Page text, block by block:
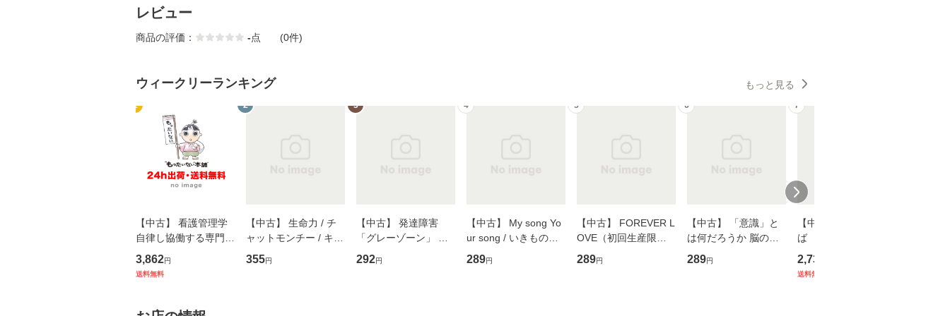
レビュー
商品の評価： -点 (0件)
ウィークリーランキング もっと見る
1
【中古】 看護管理学
自律し協働する専門職
の看護マネジメントス
キル 改訂第3版 (看護
堂 [単行
3,862円
送料無料
2
【中古】 生命力 / チ
ャットモンチー / キュ
ーンレコード [CD]
【メール便送料無料】
355円
3
【中古】 発達障害
「グレーゾーン」 そ
の正しい理解と克服法
(SB新書 572) / 岡田尊
292円
4
【中古】 My song Yo
ur song / いきものが
かり / [CD]【メール便
送料無料】
289円
5
【中古】 FOREVER L
OVE（初回生産限定
盤） / 清水翔太×加藤
ミリヤ / [CD]【メール
289円
6
【中古】 「意識」と
は何だろうか 脳の来
歴、知覚の錯誤 （講
談社現代新書） / 下条
289円
7
【中古】 耳をすませ
ば 〈2枚組〉 [DVD] /
ブエナ・ビスタ・ホー
ム・エンターテイメン
2,735
送料無料